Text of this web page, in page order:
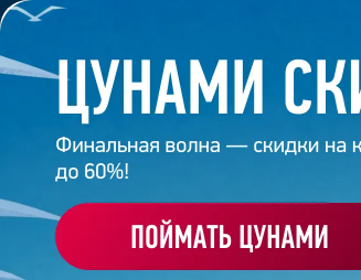
Главная